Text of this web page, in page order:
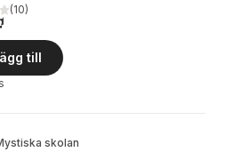
stjärnor. Totalt antal röster:
(10)
till
skolan